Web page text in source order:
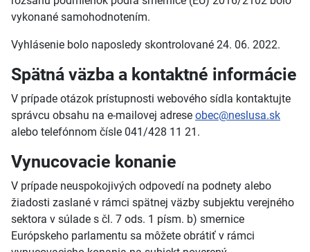
vykonané samohodnotením.
Vyhlásenie bolo naposledy skontrolované 24. 06. 2022.
Spätná väzba a kontaktné informácie
V prípade otázok prístupnosti webového sídla kontaktujte
správcu obsahu na e-mailovej adrese obec@neslusa.sk
alebo telefónnom čísle 041/428 11 21.
Vynucovacie konanie
V prípade neuspokojivých odpovedí na podnety alebo
žiadosti zaslané v rámci spätnej väzby subjektu verejného
sektora v súlade s čl. 7 ods. 1 písm. b) smernice
Európskeho parlamentu sa môžete obrátiť v rámci